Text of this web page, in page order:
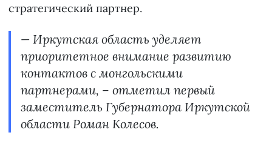
стратегический партнер.
— Иркутская область уделяет
приоритетное внимание развитию
контактов с монгольскими
партнерами, – отметил первый
заместитель Губернатора Иркутской
области Роман Колесов.